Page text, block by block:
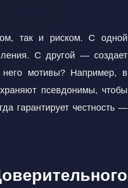
так и риском. С одной
С другой — создает
него мотивы? Например, в
псевдонимы, чтобы
гарантирует честность —